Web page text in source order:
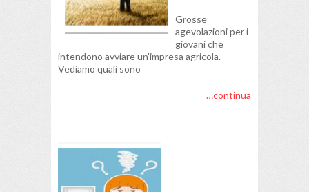
Grosse
agevolazioni per i
giovani che
intendono avviare un’impresa agricola.
Vediamo quali sono
…continua